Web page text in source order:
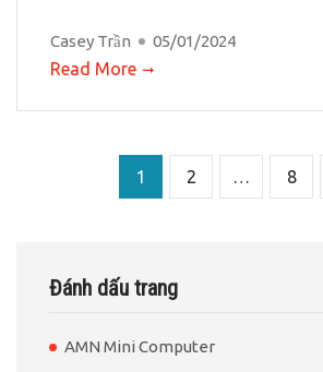
Casey Trần 05/01/2024
Read More
1 2 … 8
Đánh dấu trang
AMN Mini Computer